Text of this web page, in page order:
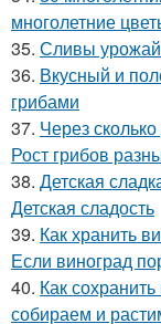
многолетние
35. Сливы
36. Вкусный и
грибами
37. Через
Рост грибов
38. Детская
Детская сладость
39. Как хранить
Если виноград
40. Как
собираем и